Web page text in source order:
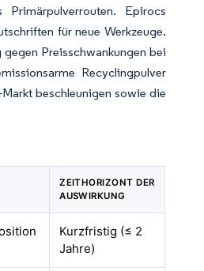
Epirocs
für neue Werkzeuge.
Preisschwankungen bei
Recyclingpulver
beschleunigen sowie die
ZEITHORIZONT DER
AUSWIRKUNG
Kurzfristig (≤ 2
Jahre)